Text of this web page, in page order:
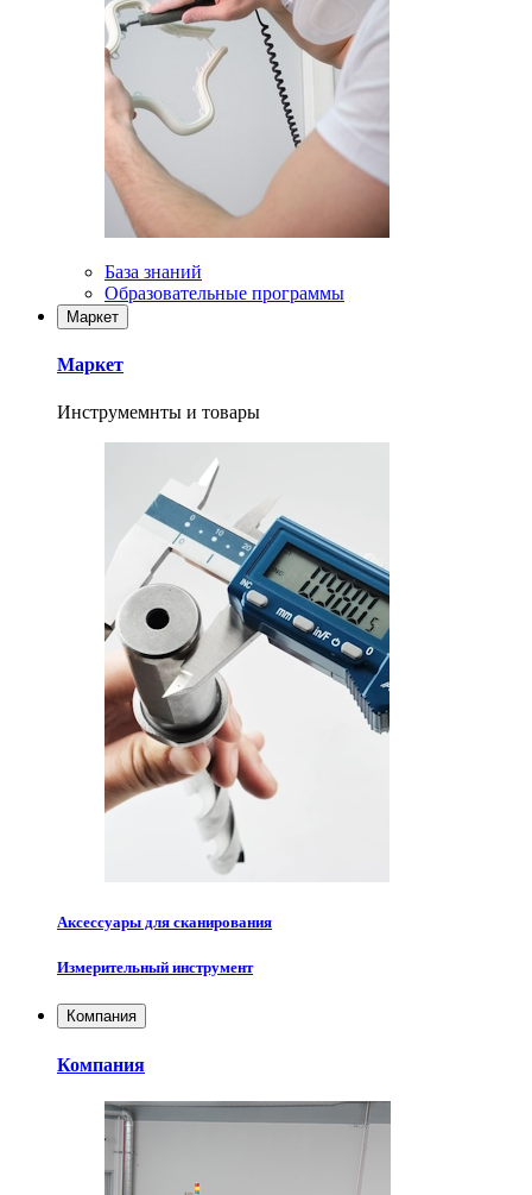
База знаний
Образовательные программы
Маркет
Маркет
Инструмемнты и товары
Аксессуары для сканирования
Измерительный инструмент
Компания
Компания